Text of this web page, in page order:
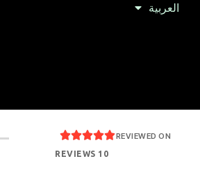
العربية
REVIEWED ON





10 REVIEWS